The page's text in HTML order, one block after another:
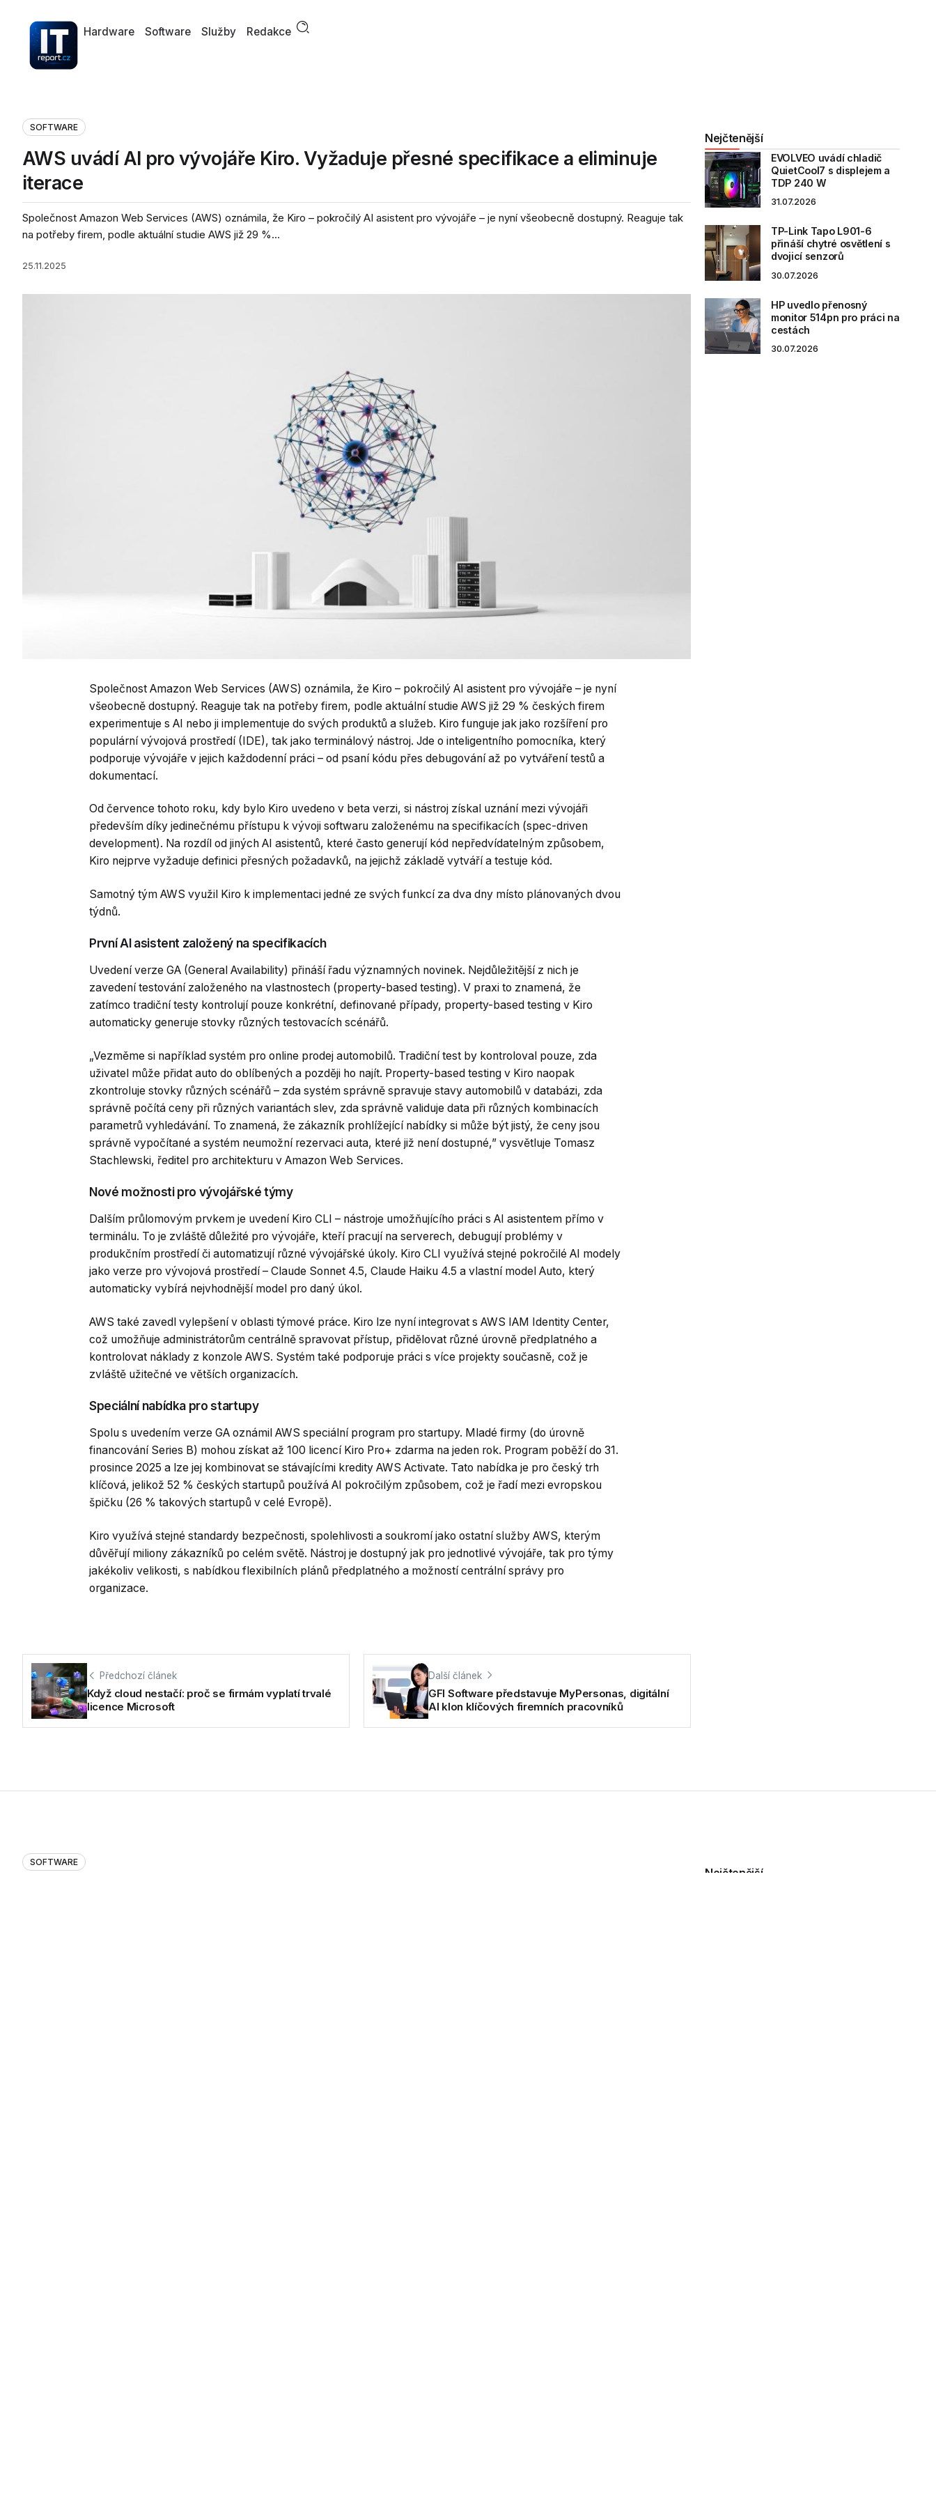
Hardware Software Služby Redakce
SOFTWARE
AWS uvádí AI pro vývojáře Kiro. Vyžaduje přesné specifikace a eliminuje
iterace
Společnost Amazon Web Services (AWS) oznámila, že Kiro – pokročilý AI asistent pro vývojáře – je nyní všeobecně dostupný. Reaguje tak
na potřeby firem, podle aktuální studie AWS již 29 %...
25.11.2025
Společnost Amazon Web Services (AWS) oznámila, že Kiro – pokročilý AI asistent pro vývojáře – je nyní
všeobecně dostupný. Reaguje tak na potřeby firem, podle aktuální studie AWS již 29 % českých firem
experimentuje s AI nebo ji implementuje do svých produktů a služeb. Kiro funguje jak jako rozšíření pro
populární vývojová prostředí (IDE), tak jako terminálový nástroj. Jde o inteligentního pomocníka, který
podporuje vývojáře v jejich každodenní práci – od psaní kódu přes debugování až po vytváření testů a
dokumentací.
Od července tohoto roku, kdy bylo Kiro uvedeno v beta verzi, si nástroj získal uznání mezi vývojáři
především díky jedinečnému přístupu k vývoji softwaru založenému na specifikacích (spec-driven
development). Na rozdíl od jiných AI asistentů, které často generují kód nepředvídatelným způsobem,
Kiro nejprve vyžaduje definici přesných požadavků, na jejichž základě vytváří a testuje kód.
Samotný tým AWS využil Kiro k implementaci jedné ze svých funkcí za dva dny místo plánovaných dvou
týdnů.
První AI asistent založený na specifikacích
Uvedení verze GA (General Availability) přináší řadu významných novinek. Nejdůležitější z nich je
zavedení testování založeného na vlastnostech (property-based testing). V praxi to znamená, že
zatímco tradiční testy kontrolují pouze konkrétní, definované případy, property-based testing v Kiro
automaticky generuje stovky různých testovacích scénářů.
„Vezměme si například systém pro online prodej automobilů. Tradiční test by kontroloval pouze, zda
uživatel může přidat auto do oblíbených a později ho najít. Property-based testing v Kiro naopak
zkontroluje stovky různých scénářů – zda systém správně spravuje stavy automobilů v databázi, zda
správně počítá ceny při různých variantách slev, zda správně validuje data při různých kombinacích
parametrů vyhledávání. To znamená, že zákazník prohlížející nabídky si může být jistý, že ceny jsou
správně vypočítané a systém neumožní rezervaci auta, které již není dostupné,” vysvětluje Tomasz
Stachlewski, ředitel pro architekturu v Amazon Web Services.
Nové možnosti pro vývojářské týmy
Dalším průlomovým prvkem je uvedení Kiro CLI – nástroje umožňujícího práci s AI asistentem přímo v
terminálu. To je zvláště důležité pro vývojáře, kteří pracují na serverech, debugují problémy v
produkčním prostředí či automatizují různé vývojářské úkoly. Kiro CLI využívá stejné pokročilé AI modely
jako verze pro vývojová prostředí – Claude Sonnet 4.5, Claude Haiku 4.5 a vlastní model Auto, který
automaticky vybírá nejvhodnější model pro daný úkol.
AWS také zavedl vylepšení v oblasti týmové práce. Kiro lze nyní integrovat s AWS IAM Identity Center,
což umožňuje administrátorům centrálně spravovat přístup, přidělovat různé úrovně předplatného a
kontrolovat náklady z konzole AWS. Systém také podporuje práci s více projekty současně, což je
zvláště užitečné ve větších organizacích.
Speciální nabídka pro startupy
Spolu s uvedením verze GA oznámil AWS speciální program pro startupy. Mladé firmy (do úrovně
financování Series B) mohou získat až 100 licencí Kiro Pro+ zdarma na jeden rok. Program poběží do 31.
prosince 2025 a lze jej kombinovat se stávajícími kredity AWS Activate. Tato nabídka je pro český trh
klíčová, jelikož 52 % českých startupů používá AI pokročilým způsobem, což je řadí mezi evropskou
špičku (26 % takových startupů v celé Evropě).
Kiro využívá stejné standardy bezpečnosti, spolehlivosti a soukromí jako ostatní služby AWS, kterým
důvěřují miliony zákazníků po celém světě. Nástroj je dostupný jak pro jednotlivé vývojáře, tak pro týmy
jakékoliv velikosti, s nabídkou flexibilních plánů předplatného a možností centrální správy pro
organizace.
Předchozí článek
Když cloud nestačí: proč se firmám vyplatí trvalé
licence Microsoft
Další článek
GFI Software představuje MyPersonas, digitální
AI klon klíčových firemních pracovníků
Nejčtenější
EVOLVEO uvádí chladič
QuietCool7 s displejem a
TDP 240 W
31.07.2026
TP-Link Tapo L901-6
přináší chytré osvětlení s
dvojicí senzorů
30.07.2026
HP uvedlo přenosný
monitor 514pn pro práci na
cestách
30.07.2026
SOFTWARE
Nejčtenější